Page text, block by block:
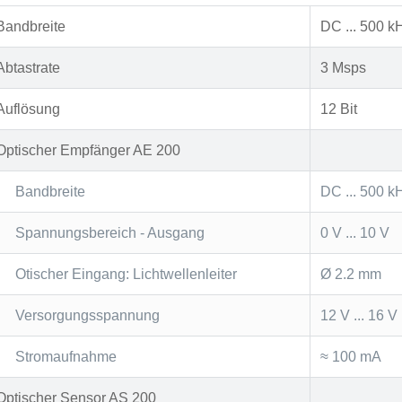
DC ... 500
3 Msps
12 Bit
Empfänger AE 200
Bandbreite DC ... 500
Spannungsbereich - Ausgang 0 V ... 10 V
Otischer Eingang: Lichtwellenleiter Ø 2.2 mm
Versorgungsspannung 12 V ... 16 V
Stromaufnahme ≈ 100 mA
Sensor AS 200